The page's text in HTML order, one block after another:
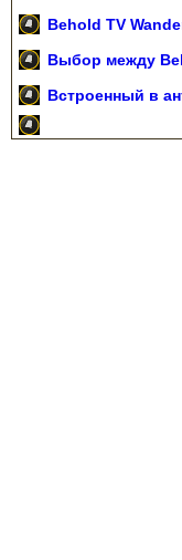
Behold TV
Выбор между
Встроенный в